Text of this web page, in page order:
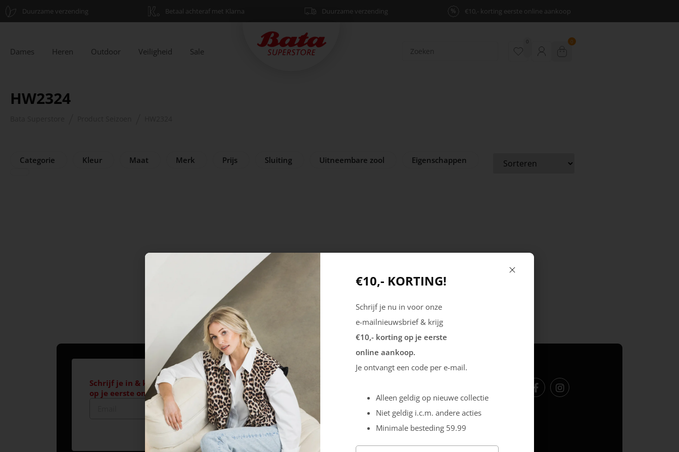
Duurzame verzending Betaal achteraf met Klarna Duurzame verzending % €10,- korting eerste online aankoop
Dames Heren Outdoor Veiligheid Sale
0 0
HW2324
Categorie Kleur Maat Merk Prijs Sluiting Uitneembare zool Eigenschappen
Schrijf je in & krijg €10,- korting*
op je eerste online aankoop!
Heren
Outdoor
Sale
Mijn account
Inloggen
€10,- KORTING!
Schrijf je nu in voor onze
e-mailnieuwsbrief & krijg
€10,- korting op je eerste
online aankoop.
Je ontvangt een code per e-mail.
Alleen geldig op nieuwe collectie
Niet geldig i.c.m. andere acties
Minimale besteding 59.99